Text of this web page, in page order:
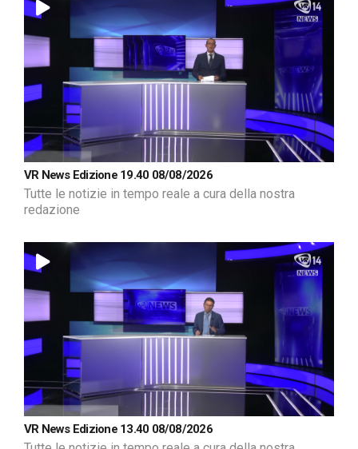
VR News Edizione 19.40 08/08/2026
Tutte le notizie in tempo reale a cura della nostra
redazione
VR News Edizione 13.40 08/08/2026